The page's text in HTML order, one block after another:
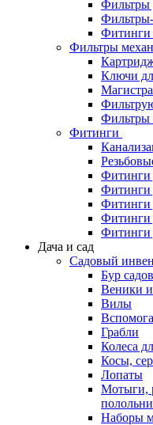
Фильтры
Фитинги
Фильтры
Ключи
Фильтры
Фитинги
Фитинги
Фитинги
Фитинги
Фитинги
Фитинги
Дача и сад
Садовый
Бур
Веники
Вилы
Грабли
Колеса
Косы,
Лопаты
Мотыги,
Наборы